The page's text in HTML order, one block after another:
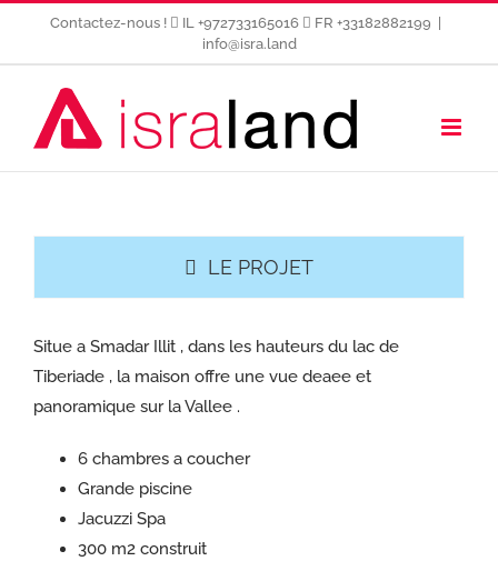
Contactez-nous ! IL +972733165016 FR +33182882199
info@isra.land
LE PROJET
Situe a Smadar Illit , dans les hauteurs du lac de
Tiberiade , la maison offre une vue deaee et
panoramique sur la Vallee .
6 chambres a coucher
Grande piscine
Jacuzzi Spa
300 m2 construit